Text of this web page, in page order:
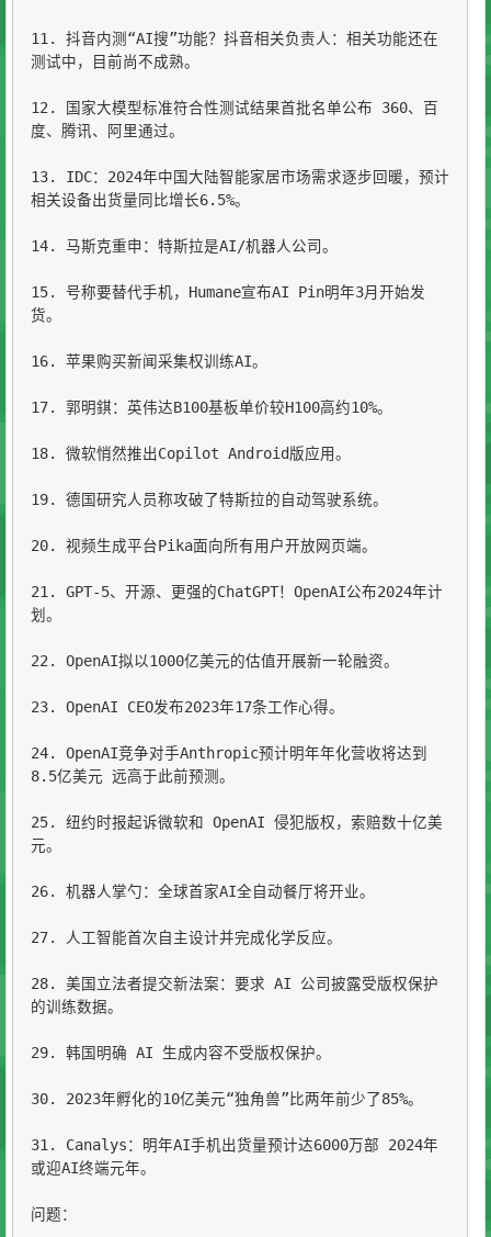
11. 抖音内测“AI搜”功能？抖音相关负责人：相关功能还在
测试中，目前尚不成熟。
12. 国家大模型标准符合性测试结果首批名单公布 360、百
度、腾讯、阿里通过。
13. IDC：2024年中国大陆智能家居市场需求逐步回暖，预计
相关设备出货量同比增长6.5%。
14. 马斯克重申：特斯拉是AI/机器人公司。
15. 号称要替代手机，Humane宣布AI Pin明年3月开始发
货。
16. 苹果购买新闻采集权训练AI。
17. 郭明錤：英伟达B100基板单价较H100高约10%。
18. 微软悄然推出Copilot Android版应用。
19. 德国研究人员称攻破了特斯拉的自动驾驶系统。
20. 视频生成平台Pika面向所有用户开放网页端。
21. GPT-5、开源、更强的ChatGPT！OpenAI公布2024年计
划。
22. OpenAI拟以1000亿美元的估值开展新一轮融资。
23. OpenAI CEO发布2023年17条工作心得。
24. OpenAI竞争对手Anthropic预计明年年化营收将达到
8.5亿美元 远高于此前预测。
25. 纽约时报起诉微软和 OpenAI 侵犯版权，索赔数十亿美
元。
26. 机器人掌勺：全球首家AI全自动餐厅将开业。
27. 人工智能首次自主设计并完成化学反应。
28. 美国立法者提交新法案：要求 AI 公司披露受版权保护
的训练数据。
29. 韩国明确 AI 生成内容不受版权保护。
30. 2023年孵化的10亿美元“独角兽”比两年前少了85%。
31. Canalys：明年AI手机出货量预计达6000万部 2024年
或迎AI终端元年。
问题：